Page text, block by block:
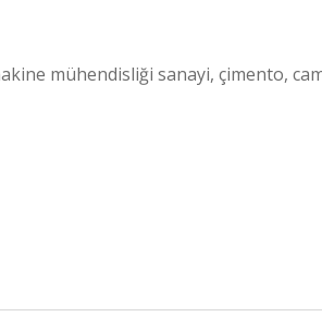
mühendisliği sanayi, çimento,